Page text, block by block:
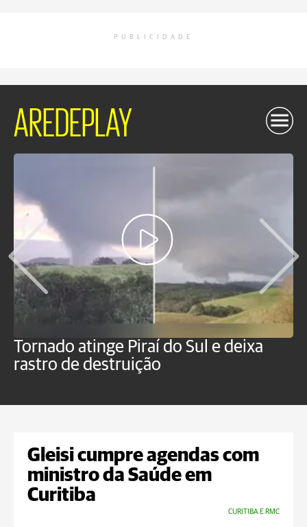
PUBLICIDADE
AREDEPLAY
Tornado atinge Piraí do Sul e deixa
rastro de destruição
Gleisi cumpre agendas com
ministro da Saúde em
Curitiba
CURITIBA E RMC